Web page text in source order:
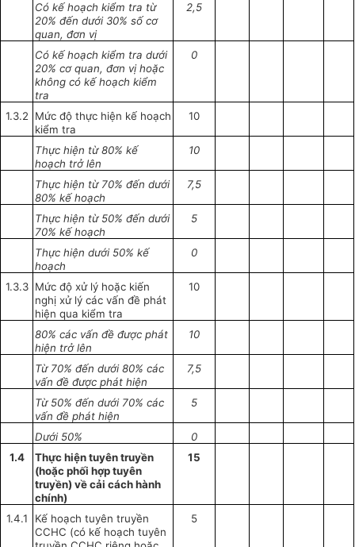
Có kế hoạch kiểm tra từ
20% đến dưới 30% số cơ
quan, đơn vị
2,5
Có kế hoạch kiểm tra dưới
20% cơ quan, đơn vị hoặc
không có kế hoạch kiểm
tra
0
1.3.2
Mức độ thực hiện kế hoạch
kiểm tra
10
Thực hiện từ 80% kế
hoạch trở lên
10
Thực hiện từ 70% đến dưới
80% kế hoạch
7,5
Thực hiện từ 50% đến dưới
70% kế hoạch
5
Thực hiện dưới 50% kế
hoạch
0
1.3.3 Mức độ xử lý hoặc kiến
nghị xử lý các vấn đề phát
hiện qua kiểm tra
10
80% các vấn đề được phát
hiện trở lên
10
Từ 70% đến dưới 80% các
vấn đề được phát hiện
7,5
Từ 50% đến dưới 70% các
vấn đề phát hiện
5
Dưới 50%
0
1.4
Thực hiện tuyên truyền
(hoặc phối hợp tuyên
truyền) về cải cách hành
chính)
15
1.4.1
Kế hoạch tuyên truyền
CCHC (có kế hoạch tuyên
5